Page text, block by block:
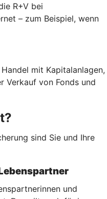
R+V bei
– zum Beispiel, wenn
mit Kapitalanlagen,
Verkauf von Fonds und
sind Sie und Ihre
und